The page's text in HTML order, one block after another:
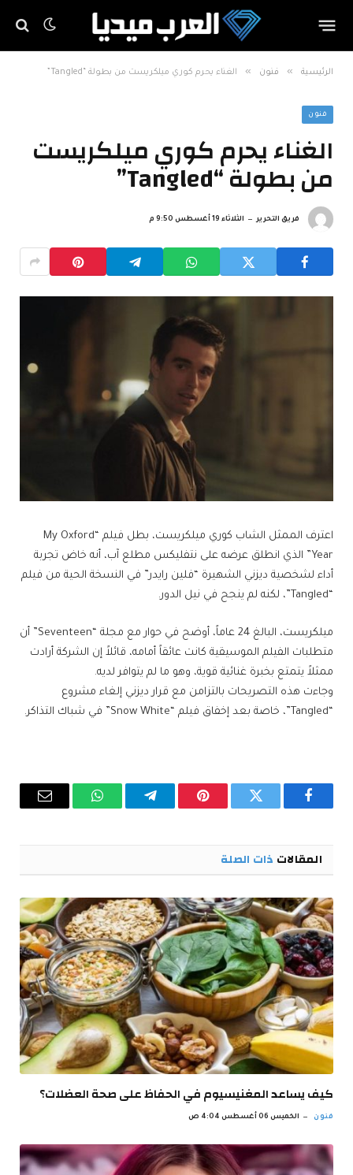
الرئيسية » فنون » الغناء يحرم كوري ميلكريست من بطولة “Tangled”
فنون
الغناء يحرم كوري ميلكريست
من بطولة “Tangled”
فريق التحرير الثلاثاء 19 أغسطس 9:50 م
اعترف الممثل الشاب كوري ميلكريست، بطل فيلم “My Oxford
Year” الذي انطلق عرضه على نتفليكس مطلع آب، أنه خاض تجربة
أداء لشخصية ديزني الشهيرة “فلين رايدر” في النسخة الحية من فيلم
“Tangled”، لكنه لم ينجح في نيل الدور.
ميلكريست، البالغ 24 عاماً، أوضح في حوار مع مجلة “Seventeen” أن
متطلبات الفيلم الموسيقية كانت عائقاً أمامه، قائلاً إن الشركة أرادت
ممثلاً يتمتع بخبرة غنائية قوية، وهو ما لم يتوافر لديه.
وجاءت هذه التصريحات بالتزامن مع قرار ديزني إلغاء مشروع
“Tangled”، خاصة بعد إخفاق فيلم “Snow White” في شباك التذاكر.
فيسبوك تويتر بينتيريستتيلقرام واتساب البريد
المقالات ذات الصلة
كيف يساعد المغنيسيوم في الحفاظ على صحة العضلات؟
فنون الخميس 06 أغسطس 4:04 ص